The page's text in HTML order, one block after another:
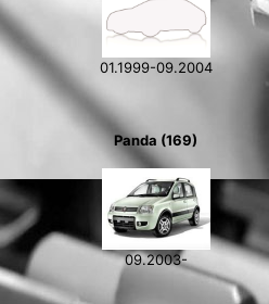
01.1999-09.2004
Panda (169)
09.2003-